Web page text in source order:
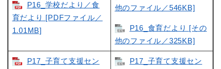
P16_学校だより／食
育だより [PDFファイル／
1.01MB]
他のファイル／546KB]
P16_食育だより [その
他のファイル／325KB]
P17_子育て支援セン
P17_子育て支援セン